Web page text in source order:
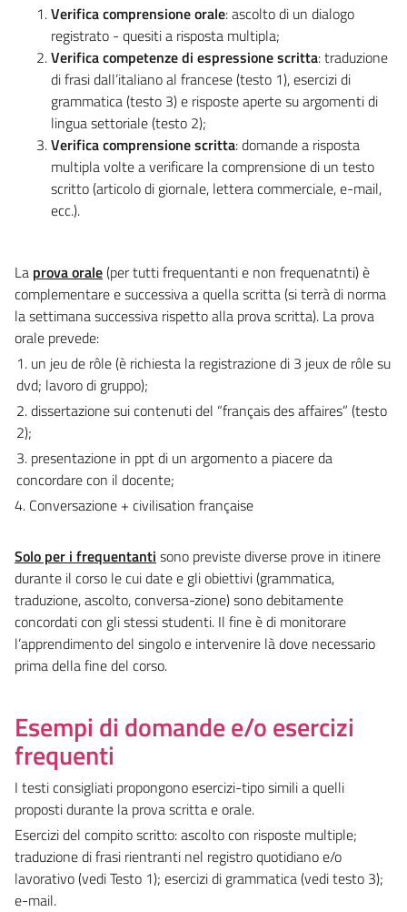
Verifica comprensione orale: ascolto di un dialogo
registrato - quesiti a risposta multipla;
Verifica competenze di espressione scritta: traduzione
di frasi dall’italiano al francese (testo 1), esercizi di
grammatica (testo 3) e risposte aperte su argomenti di
lingua settoriale (testo 2);
Verifica comprensione scritta: domande a risposta
multipla volte a verificare la comprensione di un testo
scritto (articolo di giornale, lettera commerciale, e-mail,
ecc.).
La prova orale(per tutti frequentanti e non frequenatnti) è
complementare e successiva a quella scritta (si terrà di norma
la settimana successiva rispetto alla prova scritta). La prova
orale prevede:
1. un jeu de rôle (è richiesta la registrazione di 3 jeux de rôle su
dvd; lavoro di gruppo);
2. dissertazione sui contenuti del “français des affaires” (testo
2);
3. presentazione in ppt di un argomento a piacere da
concordare con il docente;
4. Conversazione + civilisation française
Solo per i frequentanti sono previste diverse prove in itinere
durante il corso le cui date e gli obiettivi (grammatica,
traduzione, ascolto, conversa-zione) sono debitamente
concordati con gli stessi studenti. Il fine è di monitorare
l’apprendimento del singolo e intervenire là dove necessario
prima della fine del corso.
Esempi di domande e/o esercizi
frequenti
I testi consigliati propongono esercizi-tipo simili a quelli
proposti durante la prova scritta e orale.
Esercizi del compito scritto: ascolto con risposte multiple;
traduzione di frasi rientranti nel registro quotidiano e/o
lavorativo (vedi Testo 1); esercizi di grammatica (vedi testo 3);
e-mail.